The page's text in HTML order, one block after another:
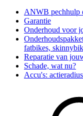
ANWB pechhulp
Garantie
Onderhoud voor
fatbikes,
Reparatie van
Schade, wat nu?
Accu's: